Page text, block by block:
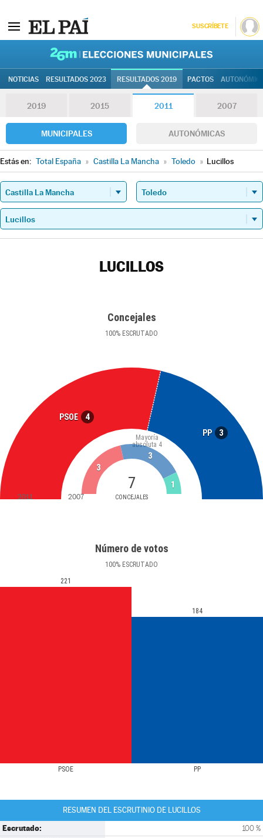
SUSCRÍBETE
NOTICIAS RESULTADOS 2023 RESULTADOS 2019 PACTOS
2019 2015 2011 2007
MUNICIPALES AUTONÓMICAS
Estás en: Total España » Castilla La Mancha » Toledo » Lucillos
LUCILLOS
Concejales
100% ESCRUTADO
PSOE 4
PP 3
7
CONCEJALES
Mayoría
absoluta 4
3
3
1
2011 2007
Número de votos
100% ESCRUTADO
PSOE PP
221
184
RESUMEN DEL ESCRUTINIO DE LUCILLOS
Escrutado: 100 %